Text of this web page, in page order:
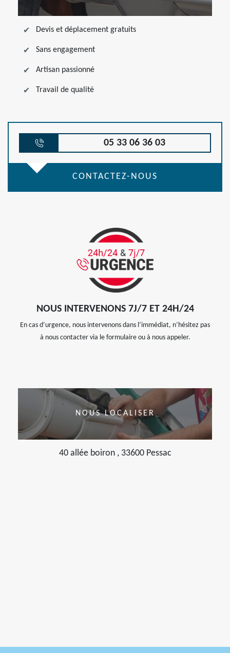
Devis et déplacement gratuits
Sans engagement
Artisan passionné
Travail de qualité
05 33 06 36 03
CONTACTEZ-NOUS
NOUS INTERVENONS 7J/7 ET 24H/24
En cas d’urgence, nous intervenons dans l’immédiat, n’hésitez pas
à nous contacter via le formulaire ou à nous appeler.
NOUS LOCALISER
40 allée boiron , 33600 Pessac